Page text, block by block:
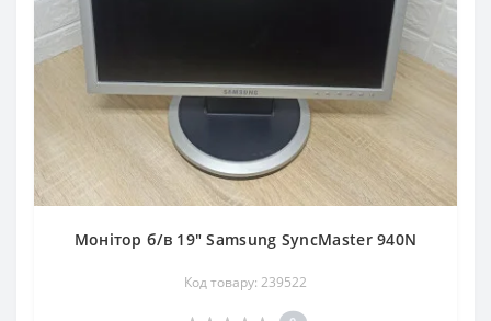
Монітор б/в 19" Samsung SyncMaster 940N
Код товару: 239522